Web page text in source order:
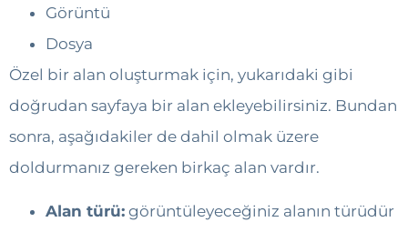
Görüntü
Dosya
Özel bir alan oluşturmak için, yukarıdaki gibi
doğrudan sayfaya bir alan ekleyebilirsiniz. Bundan
sonra, aşağıdakiler de dahil olmak üzere
doldurmanız gereken birkaç alan vardır.
Alan türü: görüntüleyeceğiniz alanın türüdür